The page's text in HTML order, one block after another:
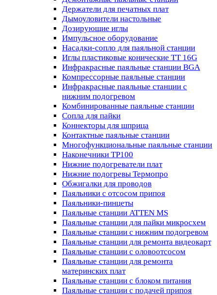
Держатели для печатных плат
Дымоуловители настольные
Дозирующие иглы
Импульсное оборудование
Насадки-сопло для паяльной станции
Иглы пластиковые конические TT 16G
Инфракрасные паяльные станции BGA
Компрессорные паяльные станции
Инфракрасные паяльные станции с
нижним подогревом
Комбинированные паяльные станции
Сопла для пайки
Коннекторы для шприца
Контактные паяльные станции
Многофункциональные паяльные станции
Наконечники TP100
Нижние подогреватели плат
Нижние подогревы Термопро
Обжигалки для проводов
Паяльники с отсосом припоя
Паяльники-пинцеты
Паяльные станции ATTEN MS
Паяльные станции для пайки микросхем
Паяльные станции с нижним подогревом
Паяльные станции для ремонта видеокарт
Паяльные станции с оловоотсосом
Паяльные станции для ремонта
материнских плат
Паяльные станции с блоком питания
Паяльные станции с подачей припоя